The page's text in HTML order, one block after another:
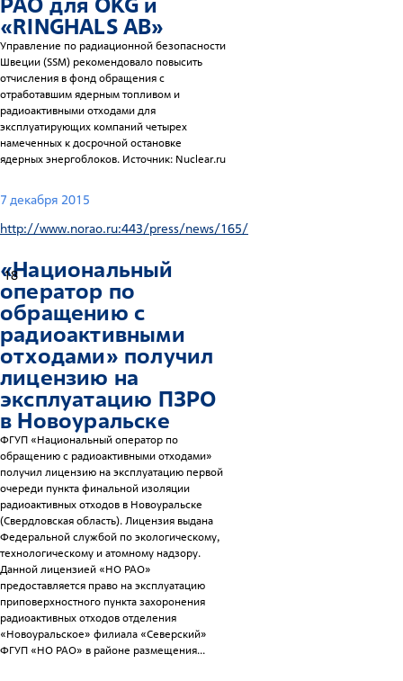
«RINGHALS AB»
Управление по радиационной безопасности
Швеции (SSM) рекомендовало повысить
отчисления в фонд обращения с
отработавшим ядерным топливом и
радиоактивными отходами для
эксплуатирующих компаний четырех
намеченных к досрочной остановке
ядерных энергоблоков. Источник: Nuclear.ru
7 декабря 2015
http://www.norao.ru:443/press/news/165/
18
«Национальный
оператор по
обращению с
радиоактивными
отходами» получил
лицензию на
эксплуатацию ПЗРО
в Новоуральске
ФГУП «Национальный оператор по
обращению с радиоактивными отходами»
получил лицензию на эксплуатацию первой
очереди пункта финальной изоляции
радиоактивных отходов в Новоуральске
(Свердловская область). Лицензия выдана
Федеральной службой по экологическому,
технологическому и атомному надзору.
Данной лицензией «НО РАО»
предоставляется право на эксплуатацию
приповерхностного пункта захоронения
радиоактивных отходов отделения
«Новоуральское» филиала «Северский»
ФГУП «НО РАО» в районе размещения...